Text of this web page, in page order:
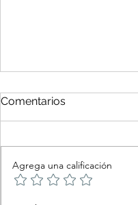
Comentarios
Agrega una calificación